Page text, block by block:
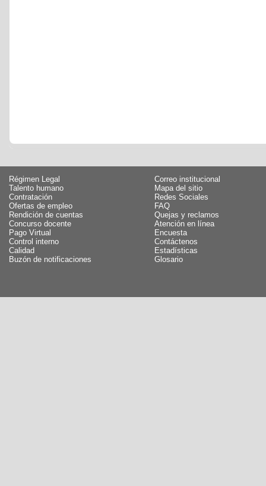
Régimen Legal
Talento humano
Contratación
Ofertas de empleo
Rendición de cuentas
Concurso docente
Pago Virtual
Control interno
Calidad
Buzón de notificaciones
Correo institucional
Mapa del sitio
Redes Sociales
FAQ
Quejas y reclamos
Atención en línea
Encuesta
Contáctenos
Estadísticas
Glosario